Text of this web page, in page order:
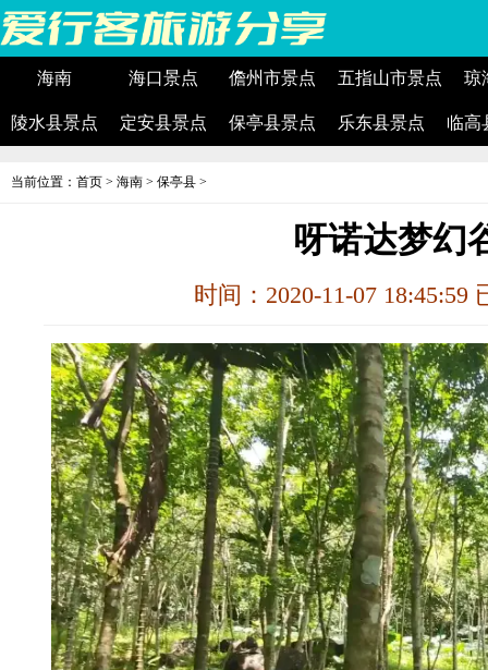
海南 海口景点 儋州市景点 五指山市景点 琼
陵水县景点 定安县景点 保亭县景点 乐东县景点 临高
当前位置： 首页 > 海南 > 保亭县 >
呀诺达梦幻
时间：2020-11-07 18:45:59